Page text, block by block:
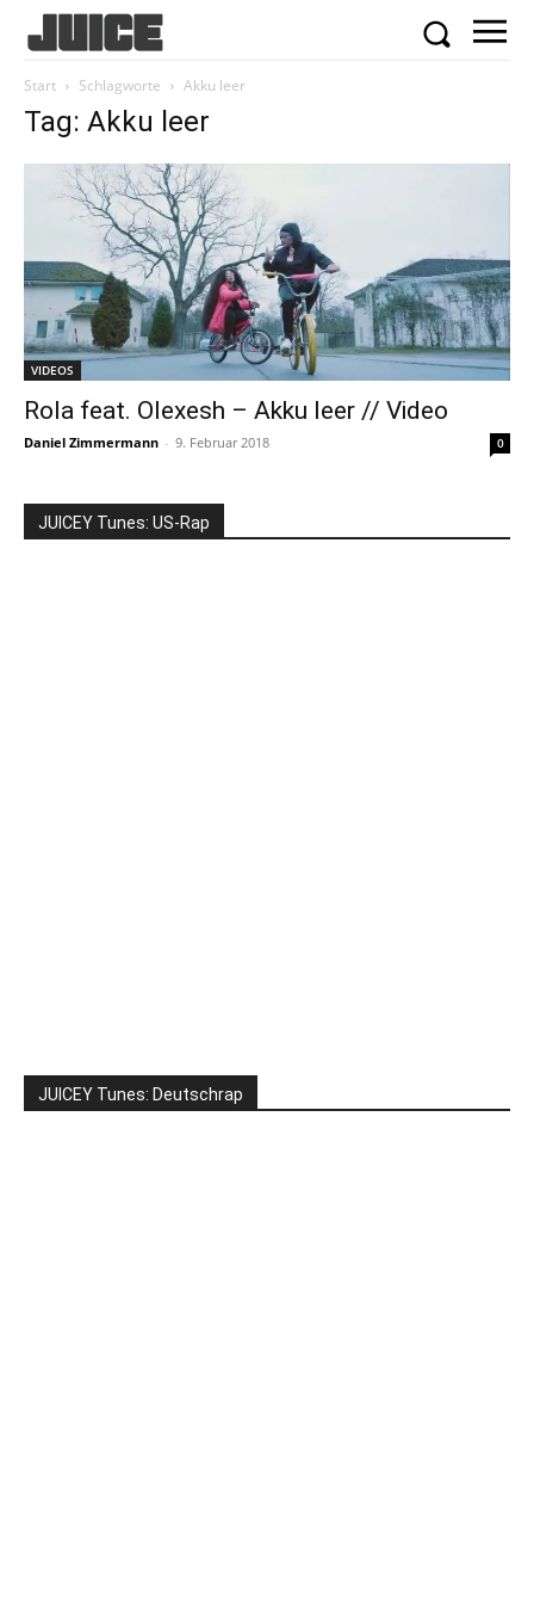
Start Schlagworte Akku leer
Tag: Akku leer
VIDEOS
Rola feat. Olexesh – Akku leer // Video
Daniel Zimmermann - 9. Februar 2018 0
JUICEY Tunes: US-Rap
JUICEY Tunes: Deutschrap